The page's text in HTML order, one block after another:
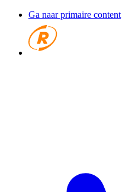
Ga naar primaire content